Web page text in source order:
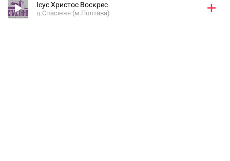
Ісус Христос Воскрес
ц.Спасіння (м.Полтава)